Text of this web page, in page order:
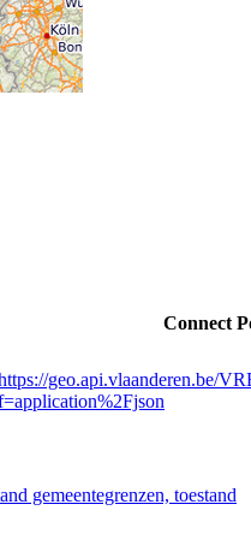
Connect
geo.api.vlaanderen.be/
gemeentegrenzen, toestand